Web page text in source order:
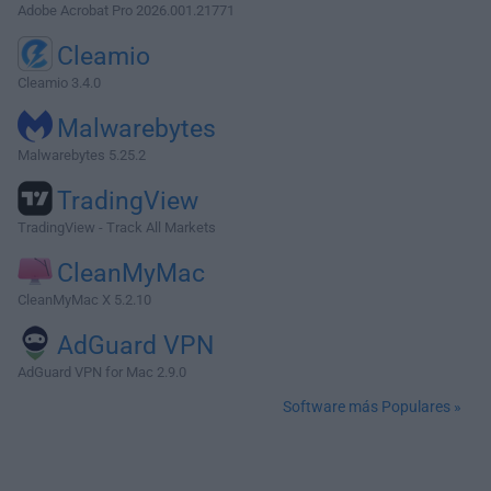
Adobe Acrobat Pro 2026.001.21771
Cleamio
Cleamio 3.4.0
Malwarebytes
Malwarebytes 5.25.2
TradingView
TradingView - Track All Markets
CleanMyMac
CleanMyMac X 5.2.10
AdGuard VPN
AdGuard VPN for Mac 2.9.0
Software más Populares »